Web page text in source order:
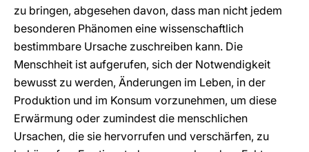
zu bringen, abgesehen davon, dass man nicht jedem
besonderen Phänomen eine wissenschaftlich
bestimmbare Ursache zuschreiben kann. Die
Menschheit ist aufgerufen, sich der Notwendigkeit
bewusst zu werden, Änderungen im Leben, in der
Produktion und im Konsum vorzunehmen, um diese
Erwärmung oder zumindest die menschlichen
Ursachen, die sie hervorrufen und verschärfen, zu